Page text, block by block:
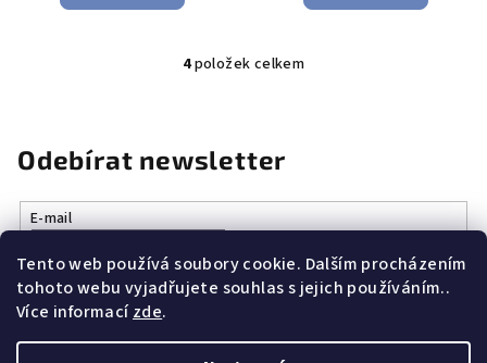
Tento web používá soubory cookie. Dalším procházením
tohoto webu vyjadřujete souhlas s jejich používáním..
Více informacízde.
O
á
d
a
c
p
r
k
4položek celkem
Odebírat newsletter
E-mail
Vložením e-mailu souhlasíte spodmínkami ochrany osobních
údajů